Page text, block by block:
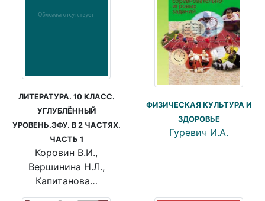
ЛИТЕРАТУРА. 10 КЛАСС.
УГЛУБЛЁННЫЙ
УРОВЕНЬ.ЭФУ. В 2 ЧАСТЯХ.
ЧАСТЬ 1
Коровин В.И.,
Вершинина Н.Л.,
Капитанова…
ФИЗИЧЕСКАЯ КУЛЬТУРА И
ЗДОРОВЬЕ
Гуревич И.А.